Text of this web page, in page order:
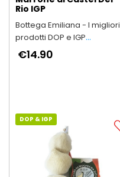
Rio IGP
Bottega Emiliana - I migliori
prodotti DOP e IGP
dell'Emilia-Romagna
€14.90
DOP & IGP